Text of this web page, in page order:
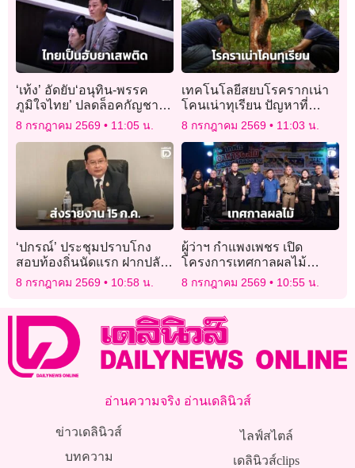
‘เท้ง’ อัดยับ‘อนุทิน-พรรค
ภูมิใจไทย’ ปลดล็อคกัญชา
จากยาเสพติด แต่เกียร์ว่างไม่
ควบคุม ทำปัญหาลุกลาม
8 กรกฎาคม 2569 11:05 น.
เทคโนโลยีสยบโรครากเน่า
โคนเน่าทุเรียน ปัญหาที่
สำคัญของเกษตรกร
8 กรกฎาคม 2569 11:03 น.
‘ปกรณ์’ ประชุมปราบโกง
สอบท้องถิ่นนัดแรก ฝากปลัด
สปน.-เลขาฯก.พ.เอาผิด
จริยธรรมจริงจัง
8 กรกฎาคม 2569 10:58 น.
ผู้ว่าฯ กำแพงเพชร เปิด
โครงการเทศกาลผลไม้
อาหาร และของดีคลองลาน
ประจำปี 2569
8 กรกฎาคม 2569 10:55 น.
อ่านความจริง อ่านเดลินิวส์
ข่าวเดลินิวส์
บทความ
ไลฟ์สไตล์
เดลินิวส์clips